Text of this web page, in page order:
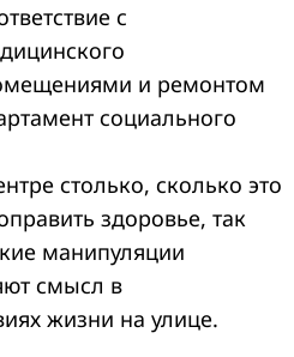
с
и ремонтом
социального
столько, сколько это
здоровье, так
манипуляции
смысл в
жизни на улице.